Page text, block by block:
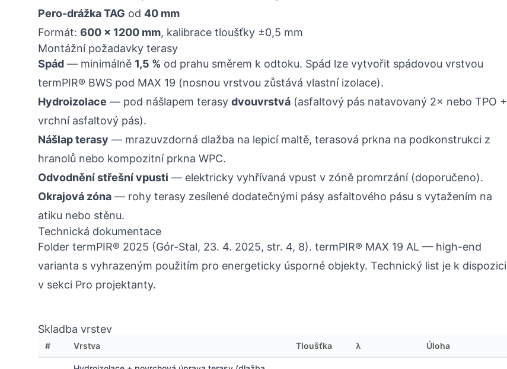
Pero-drážka TAG od 40 mm
Formát: 600 × 1200 mm, kalibrace tloušťky ±0,5 mm
Montážní požadavky terasy
Spád — minimálně 1,5 % od prahu směrem k odtoku. Spád lze vytvořit spádovou vrstvou
termPIR® BWS pod MAX 19 (nosnou vrstvou zůstává vlastní izolace).
Hydroizolace — pod nášlapem terasy dvouvrstvá (asfaltový pás natavovaný 2× nebo TPO +
vrchní asfaltový pás).
Nášlap terasy — mrazuvzdorná dlažba na lepicí maltě, terasová prkna na podkonstrukci z
hranolů nebo kompozitní prkna WPC.
Odvodnění střešní vpusti — elektricky vyhřívaná vpust v zóně promrzání (doporučeno).
Okrajová zóna — rohy terasy zesílené dodatečnými pásy asfaltového pásu s vytažením na
atiku nebo stěnu.
Technická dokumentace
Folder termPIR® 2025 (Gór-Stal, 23. 4. 2025, str. 4, 8). termPIR® MAX 19 AL — high-end
varianta s vyhrazeným použitím pro energeticky úsporné objekty. Technický list je k dispozici
v sekci Pro projektanty.
Skladba vrstev
# Vrstva Tloušťka λ Úloha